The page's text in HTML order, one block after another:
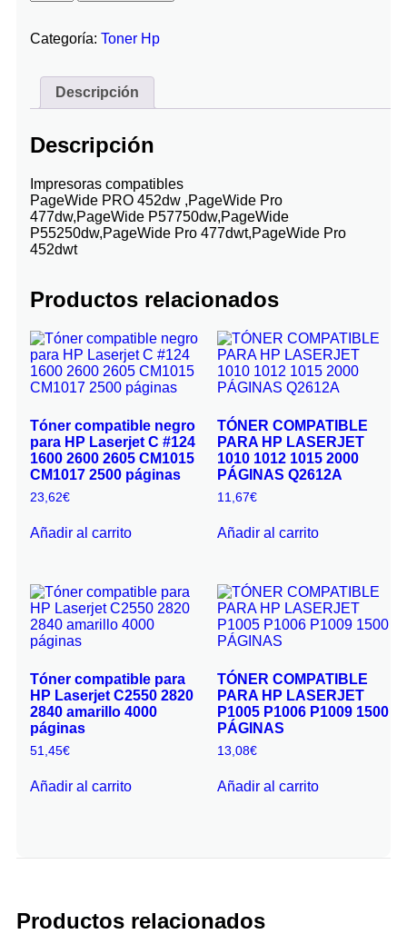
Categoría: Toner Hp
Descripción
Descripción
Impresoras compatibles
PageWide PRO 452dw ,PageWide Pro
477dw,PageWide P57750dw,PageWide
P55250dw,PageWide Pro 477dwt,PageWide Pro
452dwt
Productos relacionados
Tóner compatible negro
para HP Laserjet C #124
1600 2600 2605 CM1015
CM1017 2500 páginas
23,62€
Añadir al carrito
TÓNER COMPATIBLE
PARA HP LASERJET
1010 1012 1015 2000
PÁGINAS Q2612A
11,67€
Añadir al carrito
Tóner compatible para
HP Laserjet C2550 2820
2840 amarillo 4000
páginas
51,45€
Añadir al carrito
TÓNER COMPATIBLE
PARA HP LASERJET
P1005 P1006 P1009 1500
PÁGINAS
13,08€
Añadir al carrito
Productos relacionados